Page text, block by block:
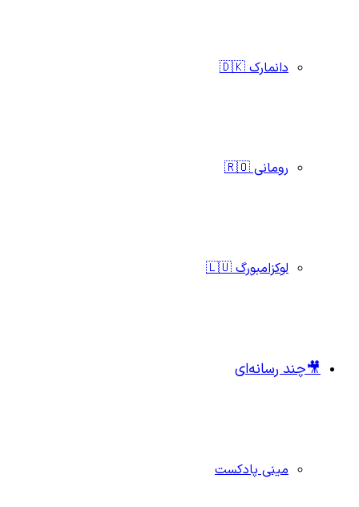
دانمارک 🇩🇰
رومانی 🇷🇴
لوکزامبورگ 🇱🇺
🎥چند رسانه‌ای
مینی پادکست